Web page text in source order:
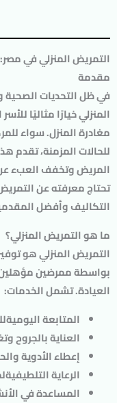
التمريض المنزلي في
مقدمة
في ظل التحديات الصحية
المنزليخيارًا مثاليًا
مغادرة المنزل. سواء
للحالات المزمنة، تقدم
المريض وتخفف العبء
تحتاج معرفته عن
التكاليف وأفضل
ما هو التمريض المنزلي؟
التمريض المنزلي هو
بواسطة ممرضين
العيادة. تشمل الخدمات:
المتابعة اليومية
العناية بالجروح
إعطاء الأدوية
الرعاية التلطيفية
المساعدة في